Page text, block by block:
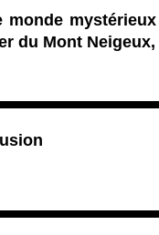
monde
du Mont Neigeux,